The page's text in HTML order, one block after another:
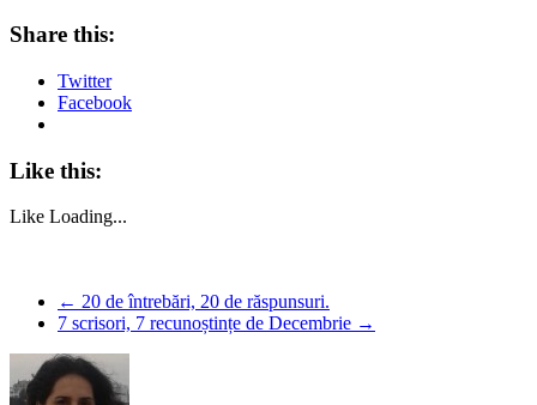
Share this:
Twitter
Facebook
Like this:
Like Loading...
← 20 de întrebări, 20 de răspunsuri.
7 scrisori, 7 recunoștințe de Decembrie →